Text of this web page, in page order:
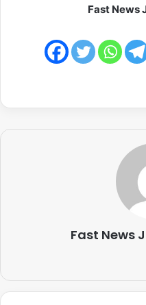
Fast News
Fast News